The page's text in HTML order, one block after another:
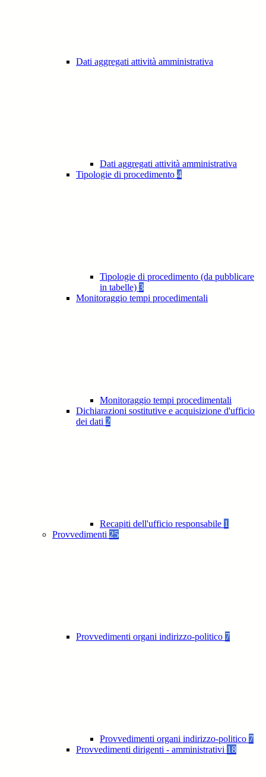
Dati aggregati attività amministrativa
Dati aggregati attività amministrativa
Tipologie di procedimento 4
Tipologie di procedimento (da pubblicare
in tabelle) 3
Monitoraggio tempi procedimentali
Monitoraggio tempi procedimentali
Dichiarazioni sostitutive e acquisizione d'ufficio
dei dati 2
Recapiti dell'ufficio responsabile 1
Provvedimenti 25
Provvedimenti organi indirizzo-politico 7
Provvedimenti organi indirizzo-politico 7
Provvedimenti dirigenti - amministrativi 18